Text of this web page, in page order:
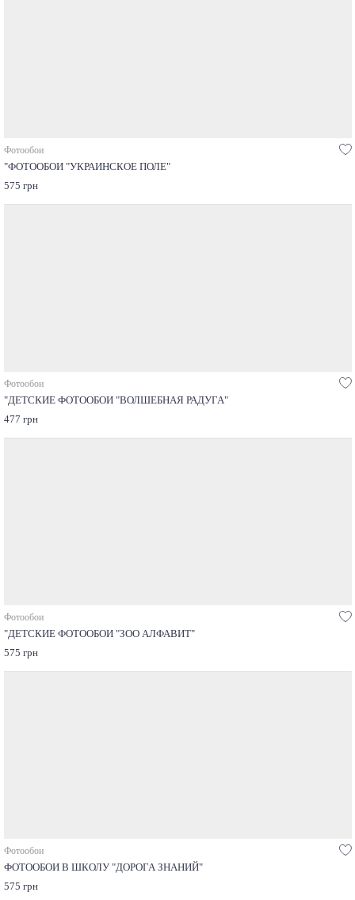
Фотообои
"ФОТООБОИ "УКРАИНСКОЕ ПОЛЕ"
575 грн
Фотообои
"ДЕТСКИЕ ФОТООБОИ "ВОЛШЕБНАЯ РАДУГА"
477 грн
Фотообои
"ДЕТСКИЕ ФОТООБОИ "ЗОО АЛФАВИТ"
575 грн
Фотообои
ФОТООБОИ В ШКОЛУ "ДОРОГА ЗНАНИЙ"
575 грн